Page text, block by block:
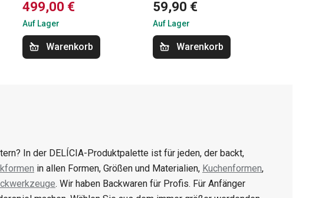
499,00 €
Auf Lager
Warenkorb
59,90 €
Auf Lager
Warenkorb
In der DELÍCIA-Produktpalette ist für jeden, der backt,
in allen Formen, Größen und Materialien, Kuchenformen,
. Wir haben Backwaren für Profis. Für Anfänger